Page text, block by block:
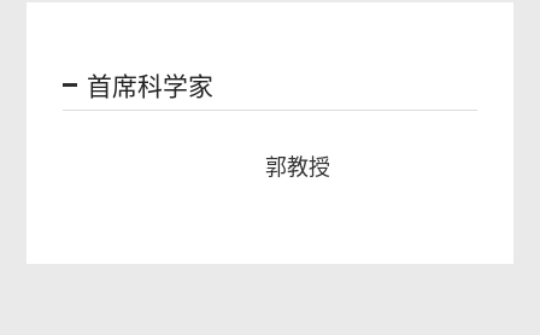
首席科学家
郭教授